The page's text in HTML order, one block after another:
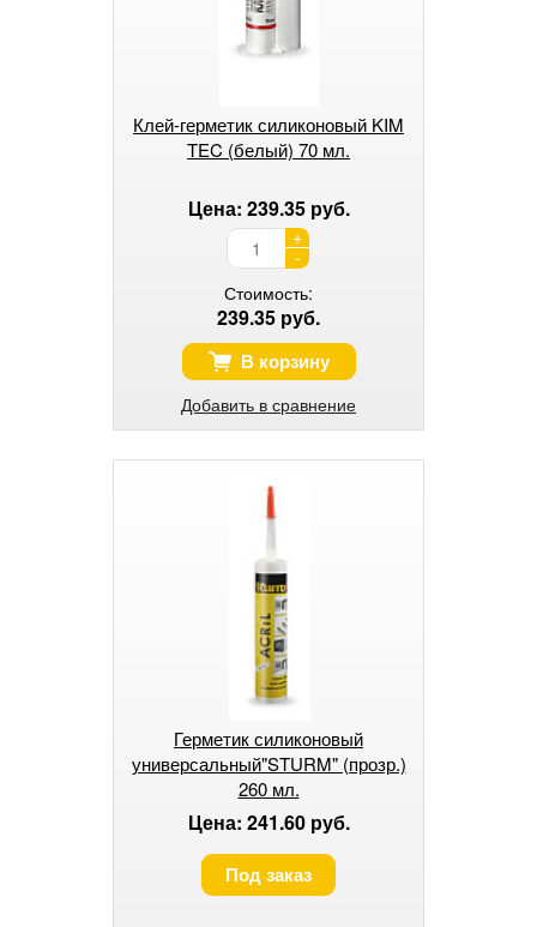
Клей-герметик силиконовый KIM
TEC (белый) 70 мл.
Цена: 239.35 руб.
+
-
Стоимость:
239.35 руб.
В корзину
Добавить в сравнение
Герметик силиконовый
универсальный"STURM" (прозр.)
260 мл.
Цена: 241.60 руб.
Под заказ